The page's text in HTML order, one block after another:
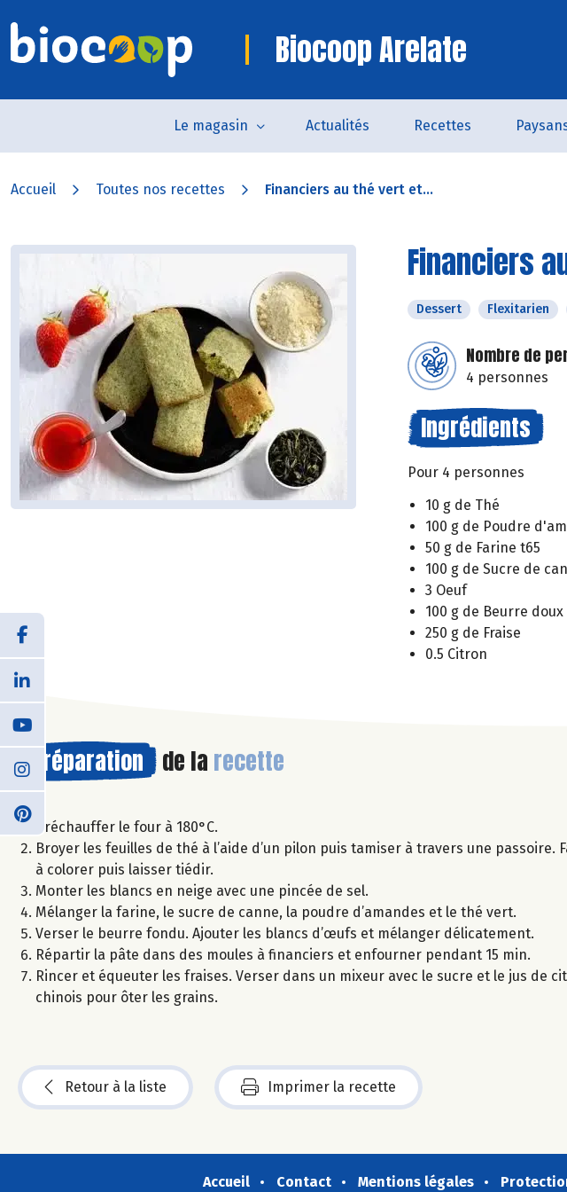
Biocoop Arelate
Le magasin Actualités Recettes
Accueil Toutes nos recettes Financiers au thé vert et...
Financiers
Dessert Flexitarien
Nombre de
4 personnes
Ingrédients
Pour 4 personnes
10 g de Thé
100 g de Poudre
50 g de Farine t65
100 g de Sucre de
3 Oeuf
100 g de Beurre doux
250 g de Fraise
0.5 Citron
Préparation de la recette
Préchauffer le four à 180°C.
Broyer les feuilles de thé à l’aide d’un pilon puis tamiser à travers une
à colorer puis laisser tiédir.
Monter les blancs en neige avec une pincée de sel.
Mélanger la farine, le sucre de canne, la poudre d’amandes et le thé vert.
Verser le beurre fondu. Ajouter les blancs d’œufs et mélanger délicatement.
Répartir la pâte dans des moules à financiers et enfourner pendant 15 min.
Rincer et équeuter les fraises. Verser dans un mixeur avec le sucre et le jus de
chinois pour ôter les grains.
Retour à la liste Imprimer la recette
Accueil Contact Mentions légales